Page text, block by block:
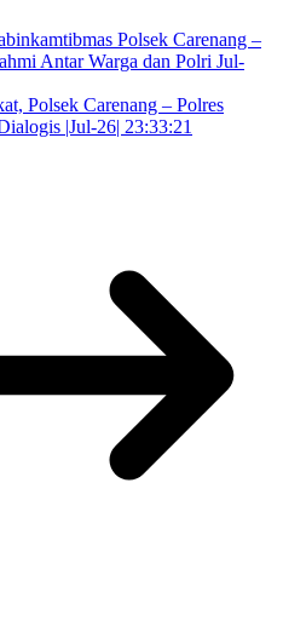
Polsek Carenang –
Antar Warga dan Polri Jul-
Polsek Carenang – Polres
|Jul-26| 23:33:21